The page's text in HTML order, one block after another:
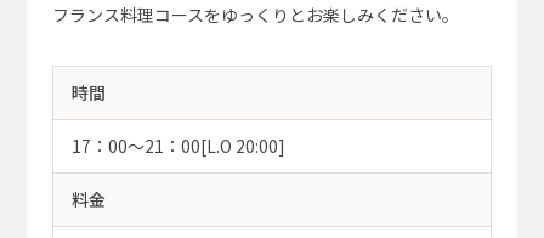
フランス料理コースをゆっくりとお楽しみください。
時間
17：00～21：00[L.O 20:00]
料金